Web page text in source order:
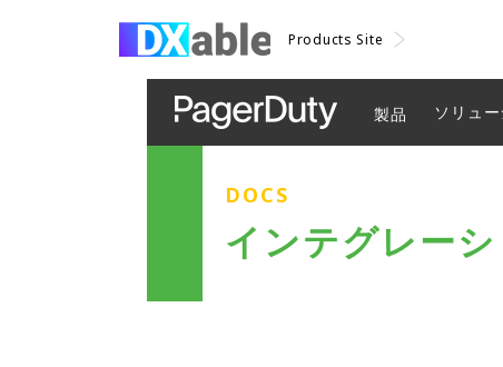
Products Site
製品 ソリュ
DOCS
インテグレー